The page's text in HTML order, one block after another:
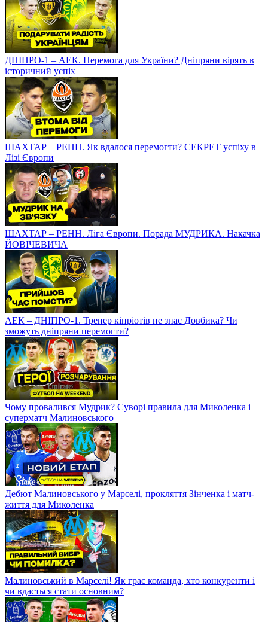
ДНІПРО-1 – АЕК. Перемога для України? Дніпряни вірять в
історичний успіх
ШАХТАР – РЕНН. Як вдалося перемогти? СЕКРЕТ успіху в
Лізі Європи
ШАХТАР – РЕНН. Ліга Європи. Порада МУДРИКА. Накачка
ЙОВІЧЕВИЧА
АЕК – ДНІПРО-1. Тренер кіпріотів не знає Довбика? Чи
зможуть дніпряни перемогти?
Чому провалився Мудрик? Суворі правила для Миколенка і
суперматч Малиновського
Дебют Малиновського у Марселі, прокляття Зінченка і матч-
життя для Миколенка
Малиновський в Марселі! Як грає команда, хто конкуренти і
чи вдасться стати основним?